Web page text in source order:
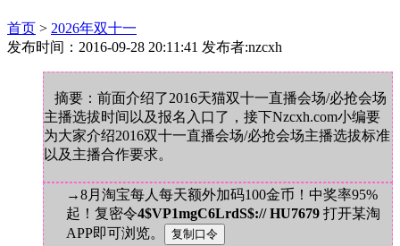
首页 > 2026年双十一
发布时间：2016-09-28 20:11:41 发布者:nzcxh
摘要：前面介绍了2016天猫双十一直播会场/必抢会场
主播选拔时间以及报名入口了，接下Nzcxh.com小编要
为大家介绍2016双十一直播会场/必抢会场主播选拔标准
以及主播合作要求。
→8月淘宝每人每天额外加码100金币！中奖率95%
起！复密令4$VP1mgC6LrdS$:// HU7679 打开某淘
APP即可浏览。